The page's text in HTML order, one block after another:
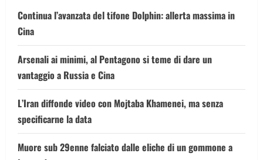
Continua l’avanzata del tifone Dolphin: allerta massima in
Cina
Arsenali ai minimi, al Pentagono si teme di dare un
vantaggio a Russia e Cina
L’Iran diffonde video con Mojtaba Khamenei, ma senza
specificarne la data
Muore sub 29enne falciato dalle eliche di un gommone a